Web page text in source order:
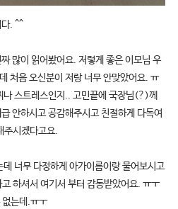
다. ^^
많이 읽어봤어요. 저렇게 좋은 이모님 우
처음 오신분이 저랑 너무 안맞았어요. ㅠ
나 스트레스인지.. 고민끝에 국장님(?)께
안하시고 공감해주시고 친절하게 다독여
주시겠다고요.
너무 다정하게 아가이름이랑 물어보시고
하셔서 여기서 부터 감동받았어요. ㅠㅜ
는데.ㅠㅜ